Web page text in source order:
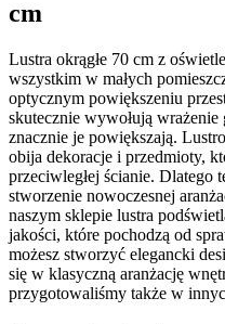
cm
Lustra okrągłe 70 cm z
wszystkim w małych
optycznym powiększeniu
skutecznie wywołują wrażenie
znacznie je powiększają.
obija dekoracje i przedmioty,
przeciwległej ścianie. Dlatego
stworzenie nowoczesnej
naszym sklepie lustra
jakości, które pochodzą od
możesz stworzyć elegancki
się w klasyczną aranżację
przygotowaliśmy także w